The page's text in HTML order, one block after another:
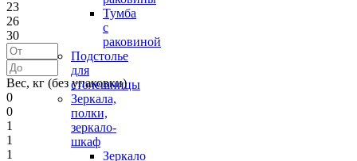
Тумба
с
раковиной
Подстолье
для
столешницы
Зеркала,
полки,
зеркало-
шкаф
Зеркало
23
26
30
Вес, кг (без упаковки)
0
0
1
1
1